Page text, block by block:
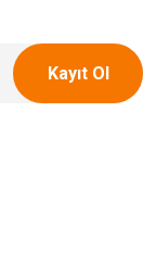
Kayıt Ol